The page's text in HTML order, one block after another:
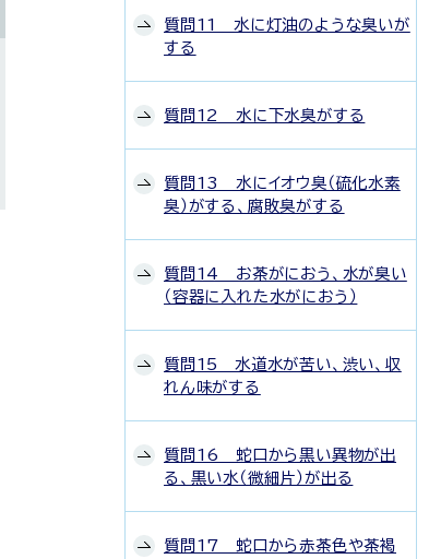
質問11 水に灯油のような臭いが
する
質問12 水に下水臭がする
質問13 水にイオウ臭（硫化水素
臭）がする、腐敗臭がする
質問14 お茶がにおう、水が臭い
（容器に入れた水がにおう）
質問15 水道水が苦い、渋い、収
れん味がする
質問16 蛇口から黒い異物が出
る、黒い水（微細片）が出る
質問17 蛇口から赤茶色や茶褐